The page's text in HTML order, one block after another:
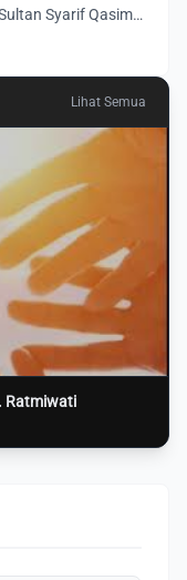
Syarif Qasim
Lihat Semua
Ratmiwati